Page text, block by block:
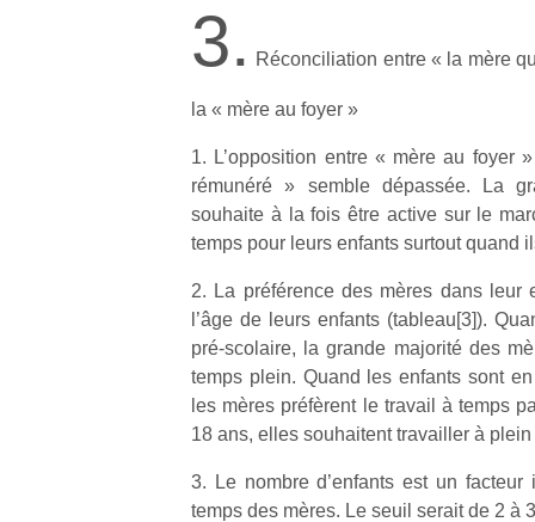
3. Réconciliation entre « la mère
la « mère au foyer »
1. L’opposition entre « mère au foyer
rémunéré » semble dépassée. La
souhaite à la fois être active sur le
temps pour leurs enfants surtout quand
2. La préférence des mères dans leur
l’âge de leurs enfants (tableau[3]).
pré-scolaire, la grande majorité des
temps plein. Quand les enfants sont
les mères préfèrent le travail à temps
18 ans, elles souhaitent travailler à plein
3. Le nombre d’enfants est un facteur
temps des mères. Le seuil serait de 2 à